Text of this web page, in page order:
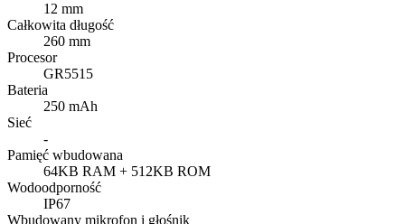
12 mm
Całkowita długość
260 mm
Procesor
GR5515
Bateria
250 mAh
Sieć
-
Pamięć wbudowana
64KB RAM + 512KB ROM
Wodoodporność
IP67
Wbudowany mikrofon i głośnik